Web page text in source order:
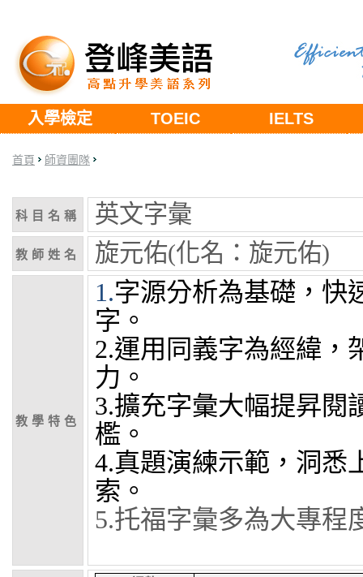
入學檢定 TOEIC IELTS
首頁 師資團隊
科目名稱 英文字彙
教師姓名 旋元佑(化名：旋元佑)
教學特色
1.字源分析為基礎，快
字。
2.運用同義字為經緯，
力。
3.擴充字彙大幅提昇閱
檻。
4.真題演練示範，洞悉
索。
5.托福字彙多為大專程